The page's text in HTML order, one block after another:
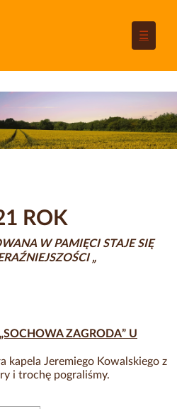
☰
ROK
W PAMIĘCI STAJE SIĘ
„
ZAGRODA” U
kapela Jeremiego Kowalskiego z
i trochę pograliśmy.